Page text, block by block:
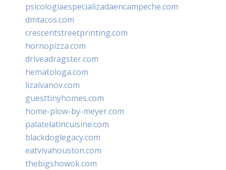
psicologiaespecializadaencampeche.com
dmtacos.com
crescentstreetprinting.com
hornopizza.com
driveadragster.com
hematologa.com
lizaivanov.com
guesttinyhomes.com
home-plow-by-meyer.com
palatelatincuisine.com
blackdoglegacy.com
eatvivahouston.com
thebigshowok.com